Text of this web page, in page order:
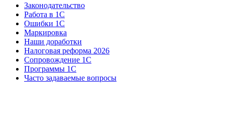
Законодательство
Работа в 1С
Ошибки 1С
Маркировка
Наши доработки
Налоговая реформа 2026
Сопровождение 1С
Программы 1С
Часто задаваемые вопросы